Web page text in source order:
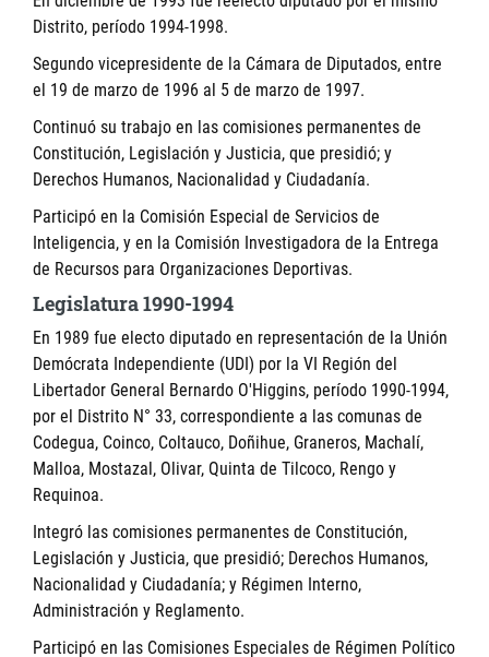
Distrito, período 1994-1998.
Segundo vicepresidente de la Cámara de Diputados, entre
el 19 de marzo de 1996 al 5 de marzo de 1997.
Continuó su trabajo en las comisiones permanentes de
Constitución, Legislación y Justicia, que presidió; y
Derechos Humanos, Nacionalidad y Ciudadanía.
Participó en la Comisión Especial de Servicios de
Inteligencia, y en la Comisión Investigadora de la Entrega
de Recursos para Organizaciones Deportivas.
Legislatura 1990-1994
En 1989 fue electo diputado en representación de la Unión
Demócrata Independiente (UDI) por la VI Región del
Libertador General Bernardo O'Higgins, período 1990-1994,
por el Distrito N° 33, correspondiente a las comunas de
Codegua, Coinco, Coltauco, Doñihue, Graneros, Machalí,
Malloa, Mostazal, Olivar, Quinta de Tilcoco, Rengo y
Requinoa.
Integró las comisiones permanentes de Constitución,
Legislación y Justicia, que presidió; Derechos Humanos,
Nacionalidad y Ciudadanía; y Régimen Interno,
Administración y Reglamento.
Participó en las Comisiones Especiales de Régimen Político